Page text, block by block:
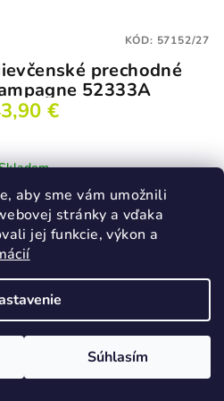
aby sme vám umožnili
stránky a vďaka
jej funkcie, výkon a
Súhlasím
prechodné
52333A
€
KÓD: 57152/27
produkty